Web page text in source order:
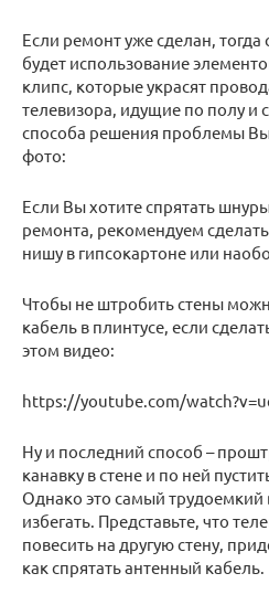
Если ремонт уже сделан,
будет использование
клипс, которые украсят
телевизора, идущие по полу и
способа решения проблемы
фото:
Если Вы хотите спрятать
ремонта, рекомендуем
нишу в гипсокартоне или
Чтобы не штробить стены
кабель в плинтусе, если
этом видео:
https://youtube.com/
Ну и последний способ –
канавку в стене и по ней
Однако это самый трудоемкий
избегать. Представьте, что
повесить на другую стену,
как спрятать антенный кабель.